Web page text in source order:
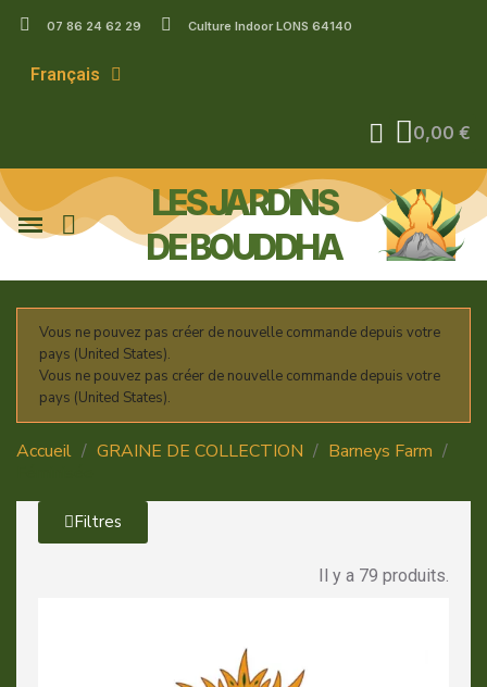
07 86 24 62 29 Culture Indoor LONS 64140
Français
0,00 €
LES JARDINS
DE BOUDDHA
Vous ne pouvez pas créer de nouvelle commande depuis votre
pays (United States).
Vous ne pouvez pas créer de nouvelle commande depuis votre
pays (United States).
Accueil GRAINE DE COLLECTION
Barneys Farm
Filtres
Il y a 79 produits.